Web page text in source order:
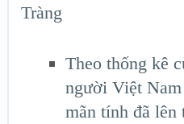
Tràng
Theo thống kê
người Việt Nam
mãn tính đã